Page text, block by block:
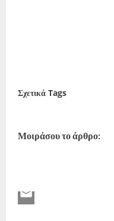
Σχετικά Tags
Μοιράσου το άρθρο: